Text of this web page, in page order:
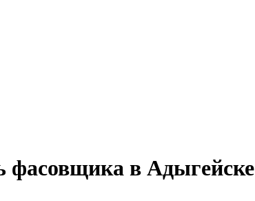
фасовщика в Адыгейске